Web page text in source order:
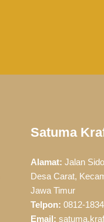
Satuma
Alamat: Jalan
Desa Carat,
Jawa Timur
Telpon: 0812-
Email: